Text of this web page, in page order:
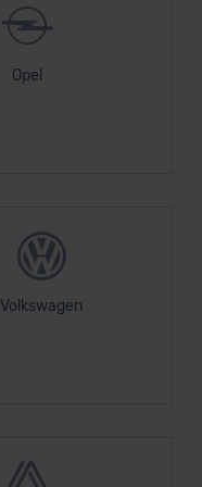
Opel
Volkswagen